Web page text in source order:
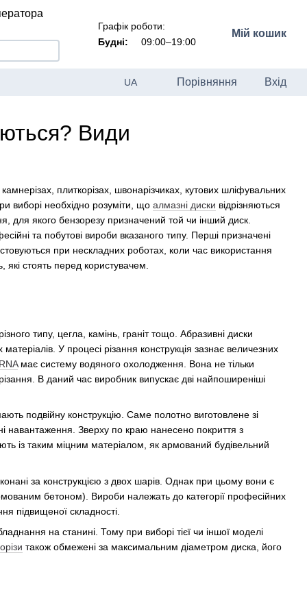
Графік роботи:
Будні:
09:00–19:00
Мій кошик
UA Порівняння Вхід
Види
плиткорізах, швонарізчиках, кутових шліфувальних
виборі необхідно розуміти, що алмазні диски відрізняються
для якого бензорезу призначений той чи інший диск.
та побутові вироби вказаного типу. Перші призначені
при нескладних роботах, коли час використання
які стоять перед користувачем.
типу, цегла, камінь, граніт тощо. Абразивні диски
У процесі різання конструкція зазнає величезних
має систему водяного охолодження. Вона не тільки
В даний час виробник випускає дві найпоширеніші
подвійну конструкцію. Саме полотно виготовлене зі
навантаження. Зверху по краю нанесено покриття з
із таким міцним матеріалом, як армований будівельний
за конструкцією з двох шарів. Однак при цьому вони є
бетоном). Вироби належать до категорії професійних
підвищеної складності.
на станині. Тому при виборі тієї чи іншої моделі
також обмежені за максимальним діаметром диска, його